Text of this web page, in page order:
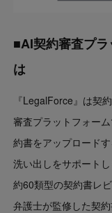
■AI契約審査プ
は
『LegalForce』は契
審査プラットフォー
約書をアップロード
洗い出しをサポート
約60類型の契約書レ
弁護士が監修した契